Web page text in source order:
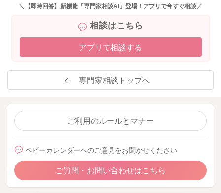
＼【即時回答】新機能「専門家相談AI」登場！アプリで今すぐ相談／
相談はこちら
アプリで相談する
専門家相談トップへ
ご利用のルールとマナー
ベビーカレンダーへのご意見をお聞かせください
ご質問・お問い合わせはこちら